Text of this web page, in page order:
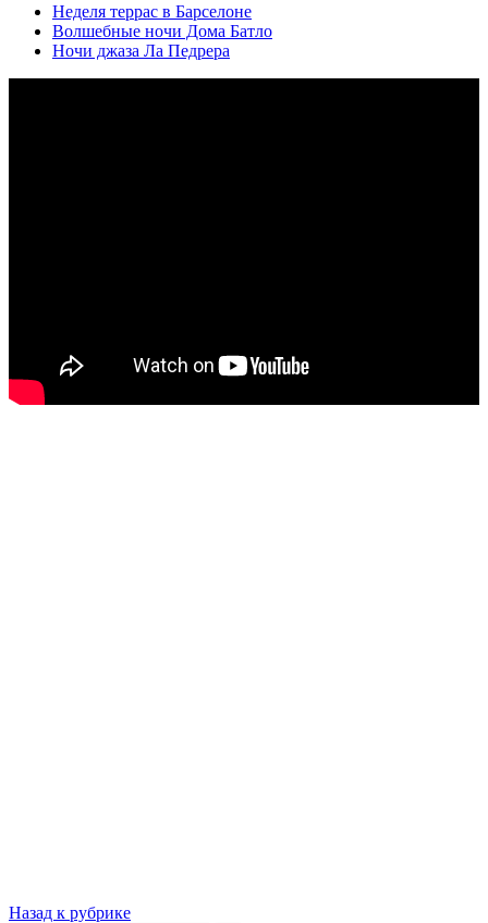
Неделя террас в Барселоне
Волшебные ночи Дома Батло
Ночи джаза Ла Педрера
Назад к рубрике